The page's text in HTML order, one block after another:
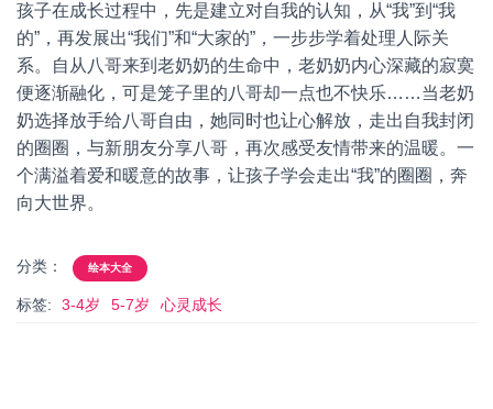
孩子在成长过程中，先是建立对自我的认知，从“我”到“我
的”，再发展出“我们”和“大家的”，一步步学着处理人际关
系。自从八哥来到老奶奶的生命中，老奶奶内心深藏的寂寞
便逐渐融化，可是笼子里的八哥却一点也不快乐……当老奶
奶选择放手给八哥自由，她同时也让心解放，走出自我封闭
的圈圈，与新朋友分享八哥，再次感受友情带来的温暖。一
个满溢着爱和暖意的故事，让孩子学会走出“我”的圈圈，奔
向大世界。
分类： 绘本大全
标签: 3-4岁 5-7岁 心灵成长